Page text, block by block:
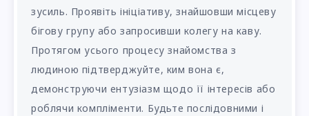
зусиль. Проявіть ініціативу, знайшовши місцеву
бігову групу або запросивши колегу на каву.
Протягом усього процесу знайомства з
людиною підтверджуйте, ким вона є,
демонструючи ентузіазм щодо її інтересів або
роблячи компліменти. Будьте послідовними і